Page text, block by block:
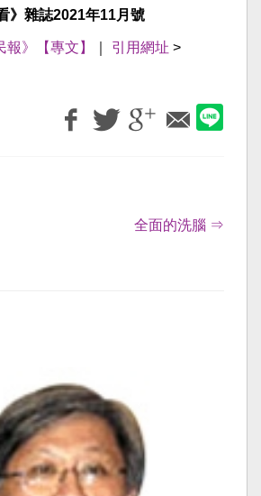
雜誌2021年11月號
報》【專文】 引用網址 >
全面的洗腦 ⇒